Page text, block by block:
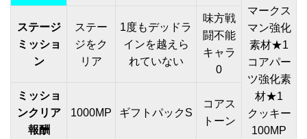
マークス
マン強化
素材★1
コアパー
ツ強化素
材★1
クッキー
100MP
ステージ
ミッショ
ン
ステー
ジをク
リア
1度もデッドラ
インを越えら
れていない
味方戦
闘不能
キャラ
0
ミッショ
ンクリア
報酬
1000MP ギフトパックS
コアス
トーン